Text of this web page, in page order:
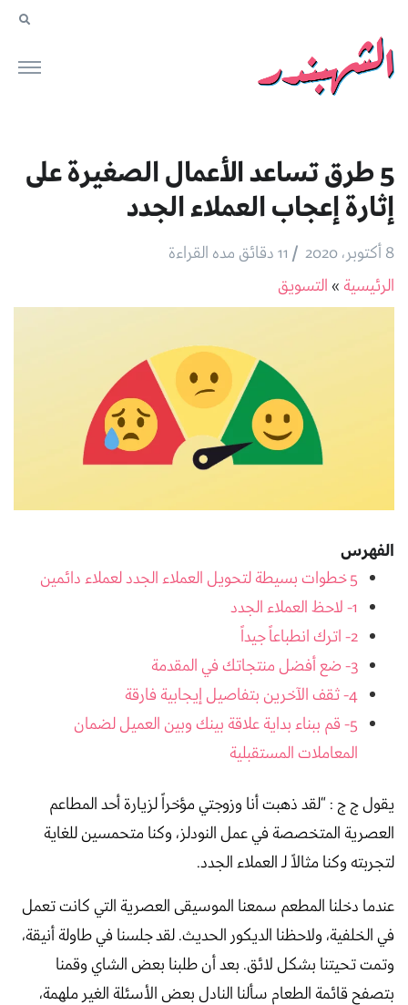
5 طرق تساعد الأعمال الصغيرة على
إثارة إعجاب العملاء الجدد
8 أكتوبر، 2020 /11 دقائق مده القراءة
الرئيسية »التسويق
الفهرس
5 خطوات بسيطة لتحويل العملاء الجدد لعملاء دائمين
1- لاحظ العملاء الجدد
2- اترك انطباعاً جيداً
3- ضع أفضل منتجاتك في المقدمة
4- ثقف الآخرين بتفاصيل إيجابية فارقة
5- قم ببناء بداية علاقة بينك وبين العميل لضمان
المعاملات المستقبلية
يقول ج ج : “لقد ذهبت أنا وزوجتي مؤخراً لزيارة أحد المطاعم
العصرية المتخصصة في عمل النودلز، وكنا متحمسين للغاية
لتجربته وكنا مثالاً لـ العملاء الجدد.
عندما دخلنا المطعم سمعنا الموسيقى العصرية التي كانت تعمل
في الخلفية، ولاحظنا الديكور الحديث. لقد جلسنا في طاولة أنيقة،
وتمت تحيتنا بشكل لائق. بعد أن طلبنا بعض الشاي وقمنا
بتصفح قائمة الطعام سألنا النادل بعض الأسئلة الغير ملهمة،